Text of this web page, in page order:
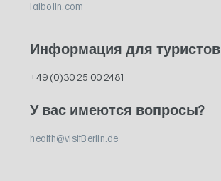
laibolin.com
Информация для туристов
+49 (0)30 25 00 2481
У вас имеются вопросы?
health@visitBerlin.de